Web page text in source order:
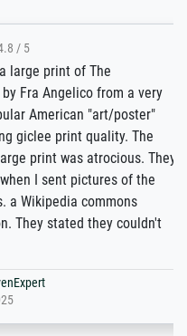
of The
from a very
"art/poster"
quality. The
atrocious. They
pictures of the
commons
they couldn't